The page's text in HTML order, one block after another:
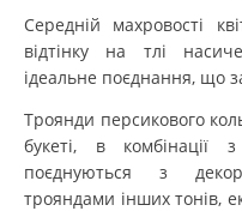
Середній махровості
відтінку на тлі
ідеальне поєднання, що
Троянди персикового
букеті, в комбінації
поєднуються з
трояндами інших тонів,